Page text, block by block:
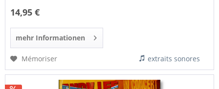
14,95 €
mehr Informationen
Mémoriser extraits sonores